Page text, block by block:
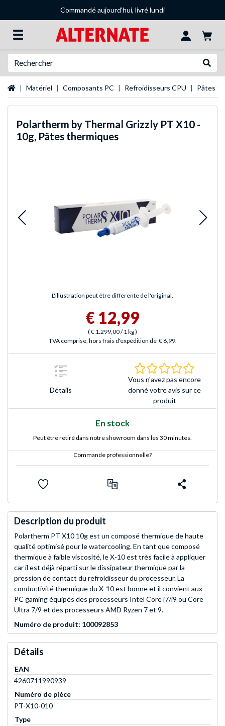
Commandé aujourd'hui, livré lundi
Page d'accueil
Matériel Composants PC Refroidisseurs CPU Pâtes
Polartherm by Thermal Grizzly PT X10 -
10g, Pâtes thermiques
L'illustration peut être différente de l'original.
€ 12,99
(€ 1.299,00/ 1 kg)
TVA comprise, hors frais d'expédition de € 6,99.
Détails
Vous n'avez pas encore
donné votre avis sur ce
produit
En stock
Peut être retiré dans notre showroom dans les 30 minutes.
Commande professionnelle?
Description du produit
Polartherm PT X10 10g est un composé thermique de haute
qualité optimisé pour le watercooling. En tant que composé
thermique à faible viscosité, le X-10 est très facile à appliquer
car il est déjà réparti sur le dissipateur thermique par la
pression de contact du refroidisseur du processeur. La
conductivité thermique du X-10 est bonne et il convient aux
PC gaming équipés des processeurs Intel Core i7/i9 ou Core
Ultra 7/9 et des processeurs AMD Ryzen 7 et 9.
Numéro de produit: 100092853
Détails
EAN
4260711990939
Numéro de pièce
PT-X10-010
Type